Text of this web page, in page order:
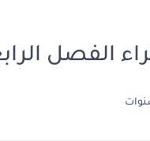
الرابع 4 بقلم زينب